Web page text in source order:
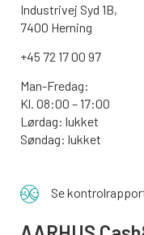
Industrivej Syd 1B,
7400 Herning
+45 72 17 00 97
Man-Fredag:
Kl. 08:00 – 17:00
Lørdag: lukket
Søndag: lukket
Se